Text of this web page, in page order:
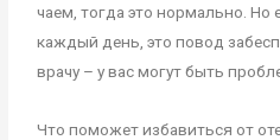
чаем, тогда это нормально. Но
каждый день, это повод
врачу – у вас могут быть
Что поможет избавиться от